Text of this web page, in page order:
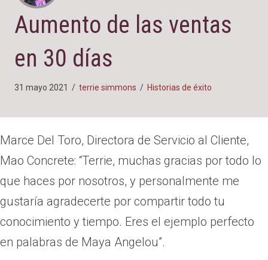
Aumento de las ventas
en 30 días
31 mayo 2021 / terrie simmons / Historias de éxito
Marce Del Toro, Directora de Servicio al Cliente,
Mao Concrete: “Terrie, muchas gracias por todo lo
que haces por nosotros, y personalmente me
gustaría agradecerte por compartir todo tu
conocimiento y tiempo. Eres el ejemplo perfecto
en palabras de Maya Angelou”.